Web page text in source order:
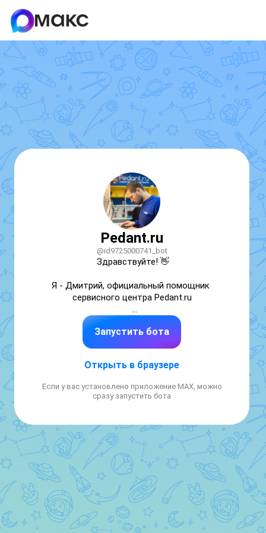
Pedant.ru
@id9725000741_bot
Здравствуйте! 👋
Я - Дмитрий, официальный помощник
сервисного центра Pedant.ru
• консультирую по ремонту
• записываю в сервис на ремонт или
Запустить бота
Открыть в браузере
Если у вас установлено приложение MAX, можно
сразу запустить бота